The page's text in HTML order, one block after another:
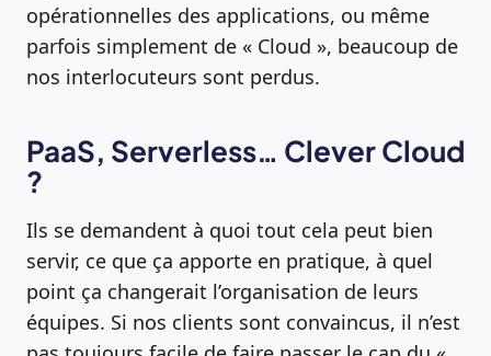
opérationnelles des applications, ou même
parfois simplement de « Cloud », beaucoup de
nos interlocuteurs sont perdus.
PaaS, Serverless… Clever Cloud
?
Ils se demandent à quoi tout cela peut bien
servir, ce que ça apporte en pratique, à quel
point ça changerait l’organisation de leurs
équipes. Si nos clients sont convaincus, il n’est